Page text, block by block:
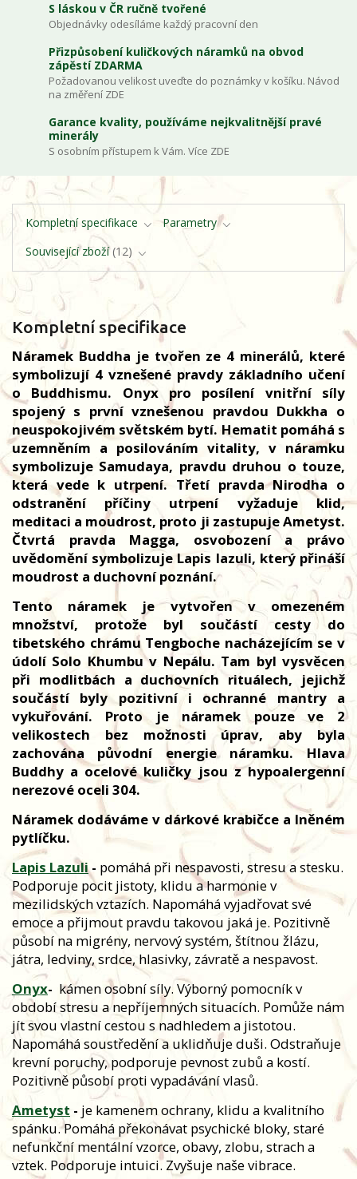
S láskou v ČR ručně tvořené
Objednávky odesíláme každý pracovní den
Přizpůsobení kuličkových náramků na obvod
zápěstí ZDARMA
Požadovanou velikost uveďte do poznámky v košíku. Návod
na změření ZDE
Garance kvality, používáme nejkvalitnější pravé
minerály
S osobním přístupem k Vám. Více ZDE
Kompletní specifikace
Parametry
Související zboží 12
Kompletní specifikace
Náramek Buddha je tvořen ze 4 minerálů, které
symbolizují 4 vznešené pravdy základního učení
o Buddhismu. Onyx pro posílení vnitřní síly
spojený s první vznešenou pravdou Dukkha o
neuspokojivém světském bytí. Hematit pomáhá s
uzemněním a posilováním vitality, v náramku
symbolizuje Samudaya, pravdu druhou o touze,
která vede k utrpení. Třetí pravda Nirodha o
odstranění příčiny utrpení vyžaduje klid,
meditaci a moudrost, proto ji zastupuje Ametyst.
Čtvrtá pravda Magga, osvobození a právo
uvědomění symbolizuje Lapis lazuli, který přináší
moudrost a duchovní poznání.
Tento náramek je vytvořen v omezeném
množství, protože byl součástí cesty do
tibetského chrámu Tengboche nacházejícím se v
údolí Solo Khumbu v Nepálu. Tam byl vysvěcen
při modlitbách a duchovních rituálech, jejichž
součástí byly pozitivní i ochranné mantry a
vykuřování. Proto je náramek pouze ve 2
velikostech bez možnosti úprav, aby byla
zachována původní energie náramku. Hlava
Buddhy a ocelové kuličky jsou z hypoalergenní
nerezové oceli 304.
Náramek dodáváme v dárkové krabičce a lněném
pytlíčku.
Lapis Lazuli- pomáhá při nespavosti, stresu a stesku.
Podporuje pocit jistoty, klidu a harmonie v
mezilidských vztazích. Napomáhá vyjadřovat své
emoce a přijmout pravdu takovou jaká je. Pozitivně
působí na migrény, nervový systém, štítnou žlázu,
játra, ledviny, srdce, hlasivky, závratě a nespavost.
Onyx- kámen osobní síly. Výborný pomocník v
období stresu a nepříjemných situacích. Pomůže nám
jít svou vlastní cestou s nadhledem a jistotou.
Napomáhá soustředění a uklidňuje duši. Odstraňuje
krevní poruchy, podporuje pevnost zubů a kostí.
Pozitivně působí proti vypadávání vlasů.
Ametyst - je kamenem ochrany, klidu a kvalitního
spánku. Pomáhá překonávat psychické bloky, staré
nefunkční mentální vzorce, obavy, zlobu, strach a
vztek. Podporuje intuici. Zvyšuje naše vibrace.